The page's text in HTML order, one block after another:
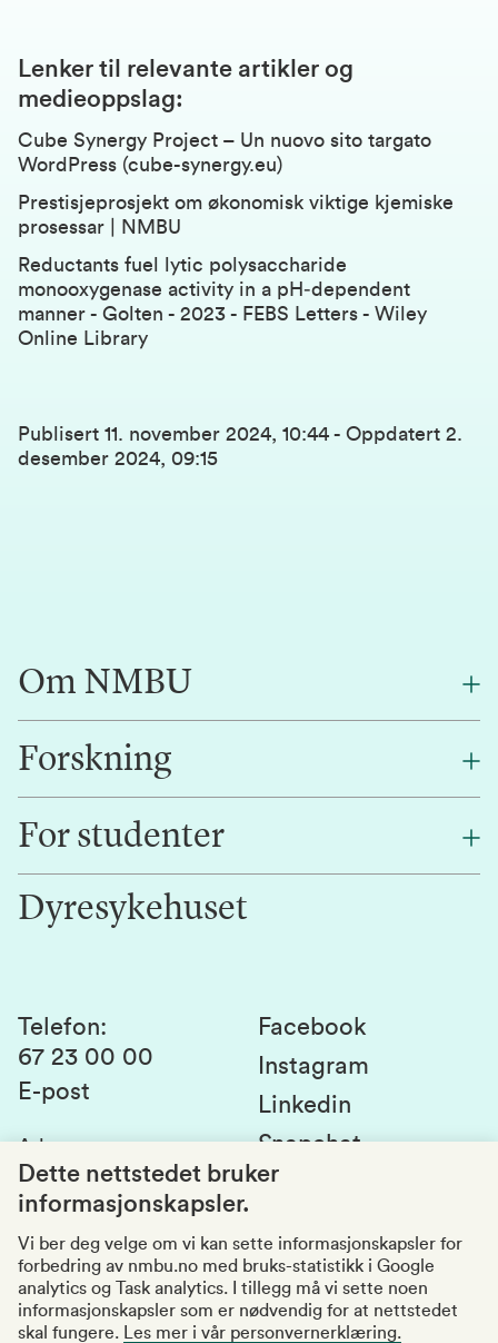
Lenker til relevante artikler og
medieoppslag:
Cube Synergy Project – Un nuovo sito targato
WordPress (cube-synergy.eu)
Prestisjeprosjekt om økonomisk viktige kjemiske
prosessar | NMBU
Reductants fuel lytic polysaccharide
monooxygenase activity in a pH‐dependent
manner - Golten - 2023 - FEBS Letters - Wiley
Online Library
Publisert 11. november 2024, 10:44 - Oppdatert 2.
desember 2024, 09:15
Om NMBU
Om oss
Alumni
Kontakt oss
Forskning
Forskning
Innovasjon
For studenter
Studentlivet
Studier og emner
Studenttinget
Si fra om avvik
Kvalitet i utdanningen
Dyresykehuset
Telefon:
67 23 00 00
E-post
Adresse:
Postboks 5003
1432 Ås
Organisasjonsnummer
969159570
Besøksadresser
Facebook
Instagram
Linkedin
Snapchat
Dette nettstedet bruker
informasjonskapsler.
Vi ber deg velge om vi kan sette informasjonskapsler for
forbedring av nmbu.no med bruks-statistikk i Google
analytics og Task analytics. I tillegg må vi sette noen
informasjonskapsler som er nødvendig for at nettstedet
skal fungere.
Les mer i vår personvernerklæring.